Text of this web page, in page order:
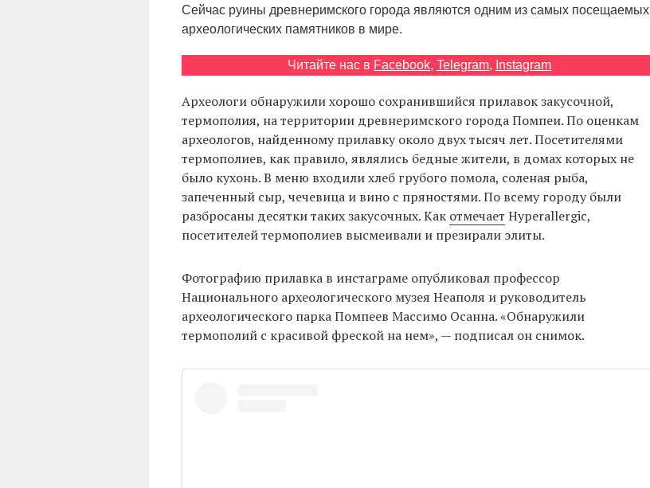
Сейчас руины древнеримского города являются одним из самых посещаемых
археологических памятников в мире.
Читайте нас в Facebook, Telegram, Instagram
Археологи обнаружили хорошо сохранившийся прилавок закусочной,
термополия, на территории древнеримского города Помпеи. По оценкам
археологов, найденному прилавку около двух тысяч лет. Посетителями
термополиев, как правило, являлись бедные жители, в домах которых не
было кухонь. В меню входили хлеб грубого помола, соленая рыба,
запеченный сыр, чечевица и вино с пряностями. По всему городу были
разбросаны десятки таких закусочных. Как отмечает Hyperallergic,
посетителей термополиев высмеивали и презирали элиты.
Фотографию прилавка в инстаграме опубликовал профессор
Национального археологического музея Неаполя и руководитель
археологического парка Помпеев Массимо Осанна. «Обнаружили
термополий с красивой фреской на нем», — подписал он снимок.